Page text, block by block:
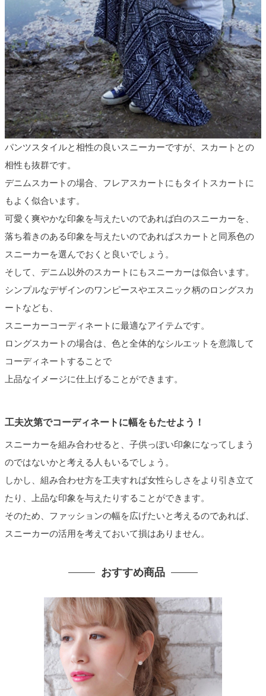
パンツスタイルと相性の良いスニーカーですが、スカートとの
相性も抜群です。
デニムスカートの場合、フレアスカートにもタイトスカートに
もよく似合います。
可愛く爽やかな印象を与えたいのであれば白のスニーカーを、
落ち着きのある印象を与えたいのであればスカートと同系色の
スニーカーを選んでおくと良いでしょう。
そして、デニム以外のスカートにもスニーカーは似合います。
シンプルなデザインのワンピースやエスニック柄のロングスカ
ートなども、
スニーカーコーディネートに最適なアイテムです。
ロングスカートの場合は、色と全体的なシルエットを意識して
コーディネートすることで
上品なイメージに仕上げることができます。
工夫次第でコーディネートに幅をもたせよう！
スニーカーを組み合わせると、子供っぽい印象になってしまう
のではないかと考える人もいるでしょう。
しかし、組み合わせ方を工夫すれば女性らしさをより引き立て
たり、上品な印象を与えたりすることができます。
そのため、ファッションの幅を広げたいと考えるのであれば、
スニーカーの活用を考えておいて損はありません。
おすすめ商品